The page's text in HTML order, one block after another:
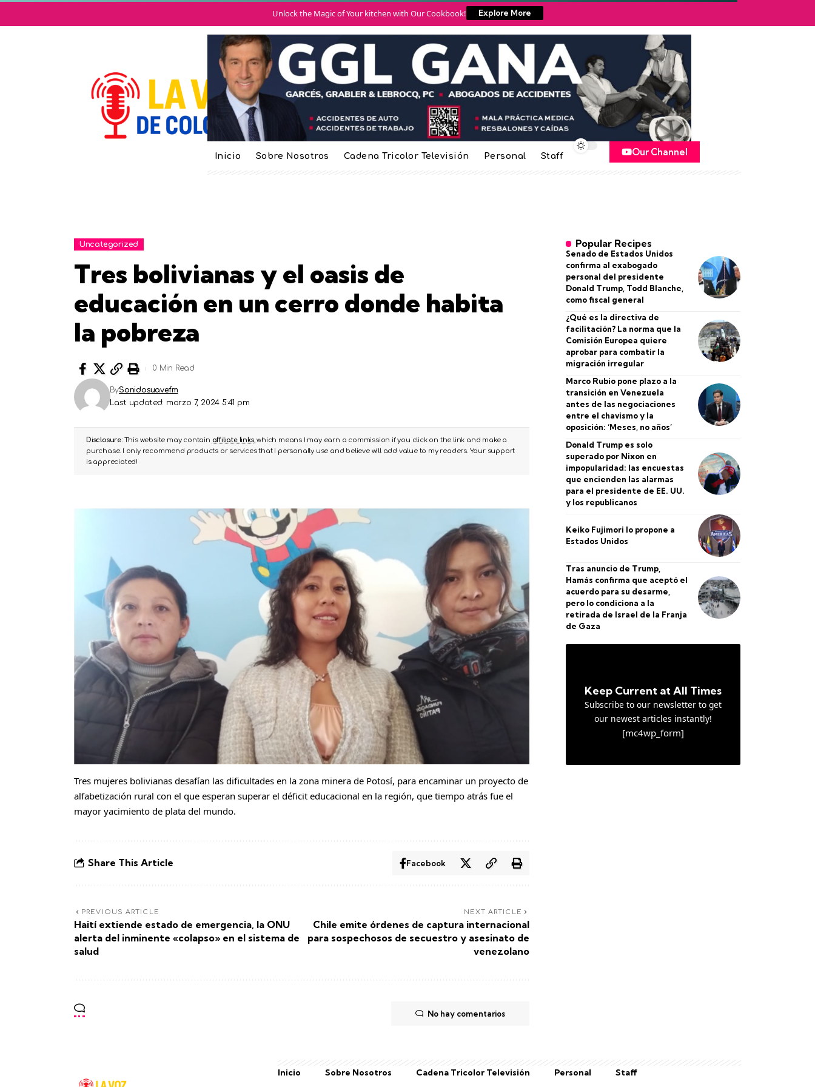
Unlock the Magic of Your kitchen with Our Cookbook! Explore More
Inicio Sobre Nosotros Cadena Tricolor Televisión Personal Staff Our Channel
Uncategorized
Tres bolivianas y el oasis de
educación en un cerro donde habita
la pobreza
Last updated: marzo 7, 2024 5:41 pm
BySonidosuavefm
0 Min Read
Disclosure:This website may contain affiliate links, which means I may earn a commission if you click on the link and make a
purchase. I only recommend products or services that I personally use and believe will add value to my readers. Your support
is appreciated!
Tres mujeres bolivianas desafían las dificultades en la zona minera de Potosí, para encaminar un proyecto de
alfabetización rural con el que esperan superar el déficit educacional en la región, que tiempo atrás fue el
mayor yacimiento de plata del mundo.
Share This Article Facebook
PREVIOUS ARTICLE
Haití extiende estado de emergencia, la ONU
alerta del inminente «colapso» en el sistema de
salud
NEXT ARTICLE
Chile emite órdenes de captura internacional
para sospechosos de secuestro y asesinato de
venezolano
No hay comentarios
Popular Recipes
Senado de Estados Unidos
confirma al exabogado
personal del presidente
Donald Trump, Todd Blanche,
como fiscal general
¿Qué es la directiva de
facilitación? La norma que la
Comisión Europea quiere
aprobar para combatir la
migración irregular
Marco Rubio pone plazo a la
transición en Venezuela
antes de las negociaciones
entre el chavismo y la
oposición: ‘Meses, no años’
Donald Trump es solo
superado por Nixon en
impopularidad: las encuestas
que encienden las alarmas
para el presidente de EE. UU.
y los republicanos
Keiko Fujimori lo propone a
Estados Unidos
Tras anuncio de Trump,
Hamás confirma que aceptó el
acuerdo para su desarme,
pero lo condiciona a la
retirada de Israel de la Franja
de Gaza
Keep Current at All Times
Subscribe to our newsletter to get
our newest articles instantly!
[mc4wp_form]
Inicio Sobre Nosotros Cadena Tricolor Televisión Personal Staff